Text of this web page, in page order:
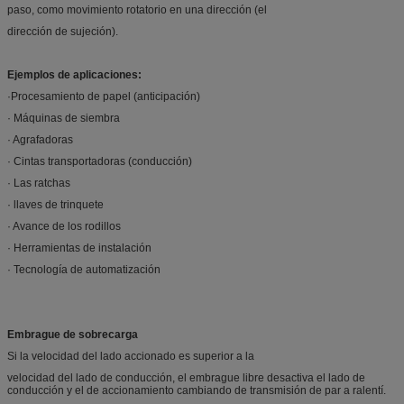
paso, como movimiento rotatorio en una dirección (el
dirección de sujeción).
Ejemplos de aplicaciones:
·Procesamiento de papel (anticipación)
· Máquinas de siembra
· Agrafadoras
· Cintas transportadoras (conducción)
· Las ratchas
· llaves de trinquete
· Avance de los rodillos
· Herramientas de instalación
· Tecnología de automatización
Embrague de sobrecarga
Si la velocidad del lado accionado es superior a la
velocidad del lado de conducción, el embrague libre desactiva el lado de
conducción y el de accionamiento cambiando de transmisión de par a ralentí.